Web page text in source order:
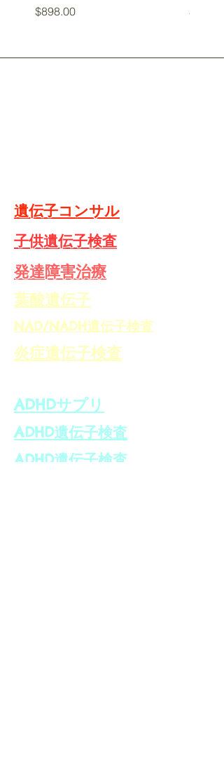
価格
$898.00
価格
$878.00
​遺伝子コンサル
​子供遺伝子検査
​発達障害治療
​葉酸遺伝子
NAD/NADH遺伝子検査
炎症遺伝子検査
ADHDサプリ
ADHD遺伝子検査
ADHD遺伝子検査